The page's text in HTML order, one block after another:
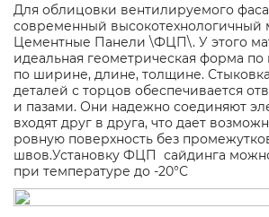
Для облицовки вентилируемого
современный
Цементные Панели \ФЦП\. У этого
идеальная геометрическая форма
по ширине, длине, толщине.
деталей с торцов обеспечивается
и пазами. Они надежно соединяют
входят друг в друга, что дает
ровную поверхность без
швов.Установку ФЦП сайдинга
при температуре до -20°С